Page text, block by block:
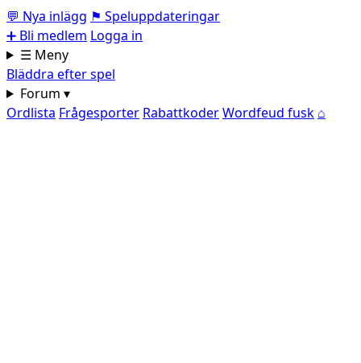
💬 Nya inlägg ⚑ Speluppdateringar
➕ Bli medlem Logga in
☰ Meny
Bläddra efter spel
Forum ▾
Ordlista Frågesporter RabattkoderWordfeud fusk ⌂